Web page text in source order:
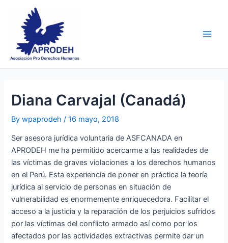
content
Diana Carvajal (Canadá)
Bywpaprodeh/16 mayo, 2018
Ser asesora jurídica voluntaria de ASFCANADA en
APRODEH me ha permitido acercarme a las realidades de
las víctimas de graves violaciones a los derechos humanos
en el Perú. Esta experiencia de poner en práctica la teoría
jurídica al servicio de personas en situación de
vulnerabilidad es enormemente enriquecedora. Facilitar el
acceso a la justicia y la reparación de los perjuicios sufridos
por las víctimas del conflicto armado así como por los
afectados por las actividades extractivas permite dar un
navigation